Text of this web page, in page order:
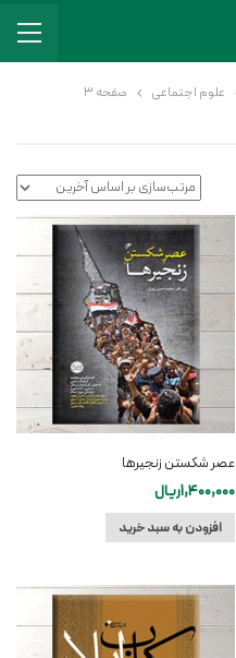
علوم اجتماعی صفحه 3
عصر شکستن زنجیرها
1,400,000ریال
افزودن به سبد خرید